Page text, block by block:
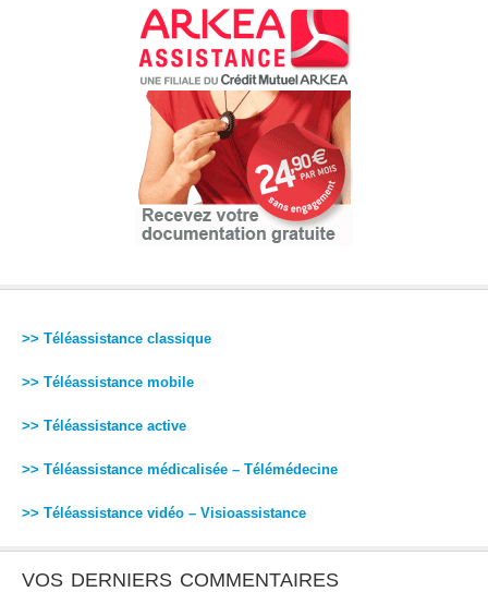
>> Téléassistance classique
>> Téléassistance mobile
>> Téléassistance active
>> Téléassistance médicalisée – Télémédecine
>> Téléassistance vidéo – Visioassistance
VOS DERNIERS COMMENTAIRES